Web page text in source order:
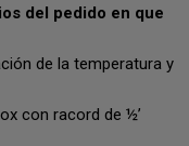
del pedido en que
de la temperatura y
con racord de ½’